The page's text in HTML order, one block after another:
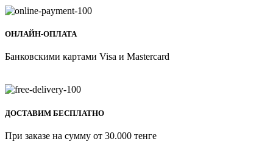
ОНЛАЙН-ОПЛАТА
Банковскими картами Visa и Mastercard
ДОСТАВИМ БЕСПЛАТНО
При заказе на сумму от 30.000 тенге